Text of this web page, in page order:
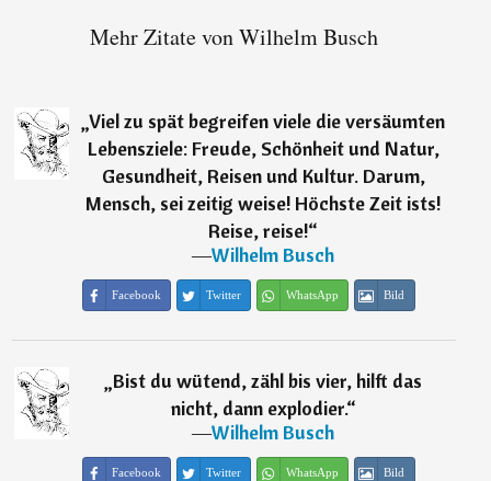
Mehr Zitate von Wilhelm Busch
„Viel zu spät begreifen viele die versäumten
Lebensziele: Freude, Schönheit und Natur,
Gesundheit, Reisen und Kultur. Darum,
Mensch, sei zeitig weise! Höchste Zeit ists!
Reise, reise!“
―Wilhelm Busch
Facebook Twitter WhatsApp Bild
„Bist du wütend, zähl bis vier, hilft das
nicht, dann explodier.“
―Wilhelm Busch
Facebook Twitter WhatsApp Bild